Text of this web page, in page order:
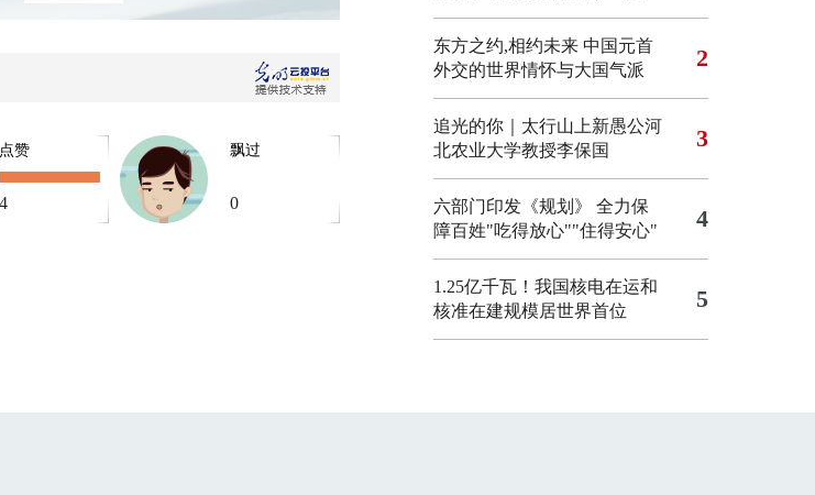
点赞
4
飘过
0
东方之约,相约未来 中国元首
外交的世界情怀与大国气派
2
追光的你｜太行山上新愚公河
北农业大学教授李保国
3
六部门印发《规划》 全力保
障百姓"吃得放心""住得安心"
4
1.25亿千瓦！我国核电在运和
核准在建规模居世界首位
5